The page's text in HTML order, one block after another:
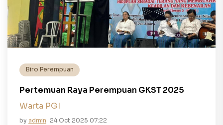
Biro Perempuan
Pertemuan Raya Perempuan GKST 2025
Warta PGI
by admin 24 Oct 2025 07:22